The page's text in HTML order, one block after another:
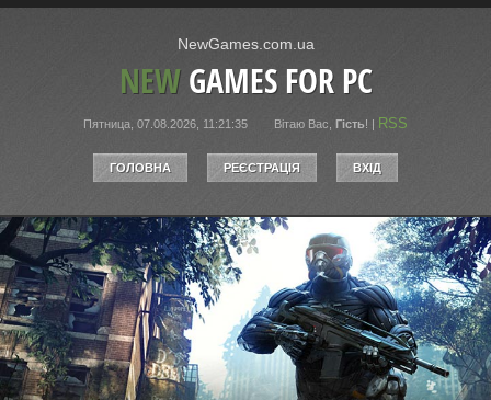
NewGames.com.ua
NEWGAMES FOR PC
Пятница, 07.08.2026, 11:21:35 Вітаю Вас Гість! | RSS
ГОЛОВНА РЕЄСТРАЦІЯ ВХІД